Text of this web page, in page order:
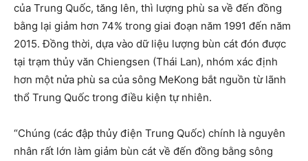
của Trung Quốc, tăng lên, thì lượng phù sa về đến đồng
bằng lại giảm hơn 74% trong giai đoạn năm 1991 đến năm
2015. Đồng thời, dựa vào dữ liệu lượng bùn cát đón được
tại trạm thủy văn Chiengsen (Thái Lan), nhóm xác định
hơn một nửa phù sa của sông MeKong bắt nguồn từ lãnh
thổ Trung Quốc trong điều kiện tự nhiên.
“Chúng (các đập thủy điện Trung Quốc) chính là nguyên
nhân rất lớn làm giảm bùn cát về đến đồng bằng sông